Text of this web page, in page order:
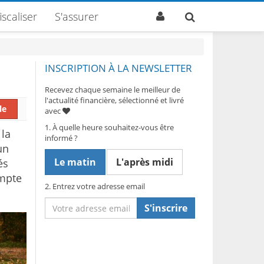
S'assurer
INSCRIPTION À LA NEWSLETTER
Recevez chaque semaine le meilleur de
l'actualité financière, sélectionné et livré
avec
1. À quelle heure souhaitez-vous être
informé ?
Le matin L'après midi
2. Entrez votre adresse email
S'inscrire